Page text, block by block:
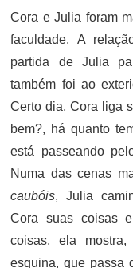
Cora e Julia foram
faculdade. A
partida de Julia
também foi ao
Certo dia, Cora liga
bem?, há quanto
está passeando
Numa das cenas
caubóis, Julia
Cora suas coisas
coisas, ela
esquina, que passa